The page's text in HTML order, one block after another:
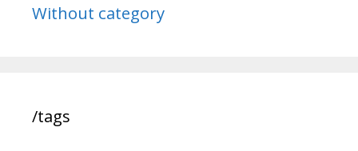
Without category
/tags